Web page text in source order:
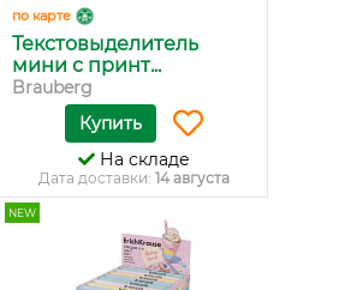
по карте
Текстовыделитель
мини с принт...
Brauberg
Купить
На складе
Дата доставки: 14 августа
NEW